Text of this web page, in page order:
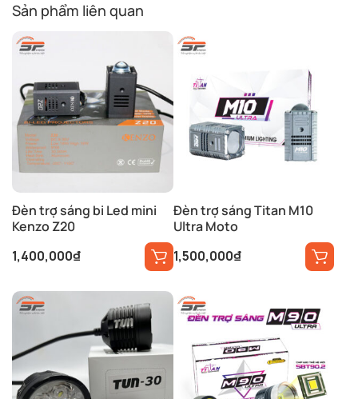
Sản phẩm liên quan
Đèn trợ sáng bi Led mini
Kenzo Z20
1,400,000₫
Đèn trợ sáng Titan M10
Ultra Moto
1,500,000₫